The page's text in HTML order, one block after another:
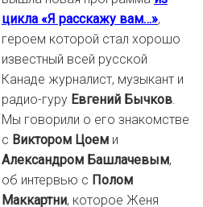
цикла «Я расскажу вам…»,
героем которой стал хорошо
известный всей русской
Канаде журналист, музыкант и
радио-гуру Евгений Бычков.
Мы говорили о его знакомстве
с Виктором Цоем и
Александром Башлачевым,
об интервью с Полом
Маккартни, которое Женя